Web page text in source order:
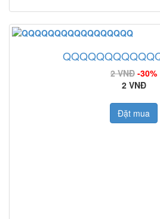
2 VNĐ -30%
2 VNĐ
Đặt mua